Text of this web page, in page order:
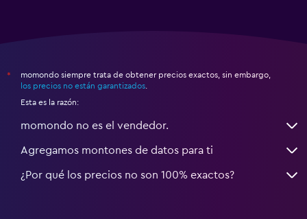
*
momondo siempre trata de obtener precios exactos, sin embargo,
los precios no están garantizados
Esta es la razón:
momondo no es el vendedor.
Agregamos montones de datos para ti
¿Por qué los precios no son 100% exactos?